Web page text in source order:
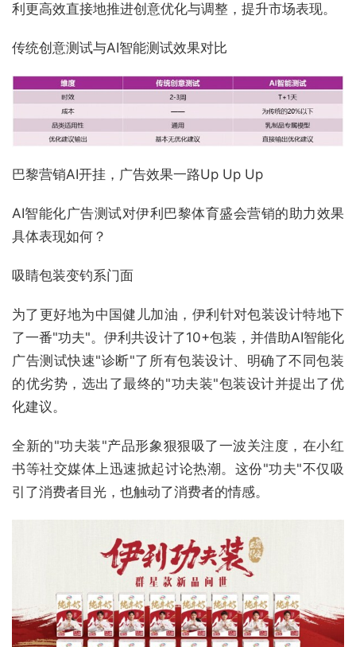
利更高效直接地推进创意优化与调整，提升市场表现。
传统创意测试与AI智能测试效果对比
巴黎营销AI开挂，广告效果一路Up Up Up
AI智能化广告测试对伊利巴黎体育盛会营销的助力效果
具体表现如何？
吸睛包装变钓系门面
为了更好地为中国健儿加油，伊利针对包装设计特地下
了一番"功夫"。伊利共设计了10+包装，并借助AI智能化
广告测试快速"诊断"了所有包装设计、明确了不同包装
的优劣势，选出了最终的"功夫装"包装设计并提出了优
化建议。
全新的"功夫装"产品形象狠狠吸了一波关注度，在小红
书等社交媒体上迅速掀起讨论热潮。这份"功夫"不仅吸
引了消费者目光，也触动了消费者的情感。